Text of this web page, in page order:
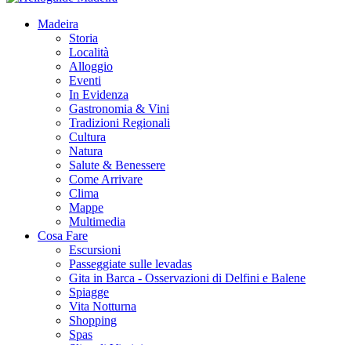
Madeira
Storia
Località
Alloggio
Eventi
In Evidenza
Gastronomia & Vini
Tradizioni Regionali
Cultura
Natura
Salute & Benessere
Come Arrivare
Clima
Mappe
Multimedia
Cosa Fare
Escursioni
Passeggiate sulle levadas
Gita in Barca - Osservazioni di Delfini e Balene
Spiagge
Vita Notturna
Shopping
Spas